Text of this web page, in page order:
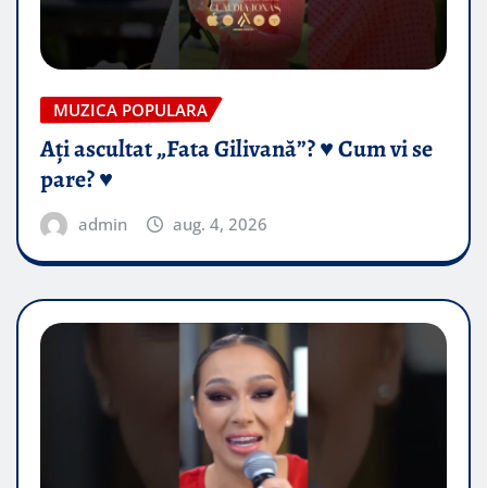
MUZICA POPULARA
Ați ascultat „Fata Gilivană”? ♥️ Cum vi se
pare? ♥️
admin aug. 4, 2026